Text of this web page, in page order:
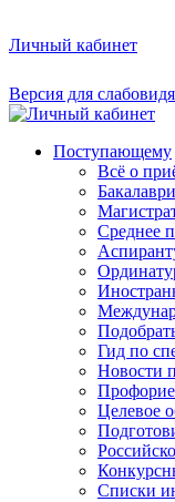
Личный кабинет
Версия для
Поступающему
Всё о
Среднее
Гид по
Новости
Целевое
Списки